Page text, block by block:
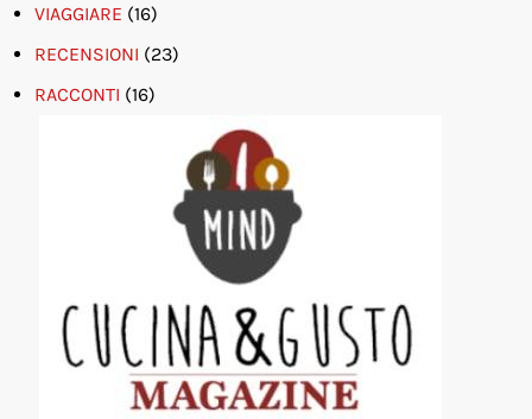
VIAGGIARE (16)
RECENSIONI (23)
RACCONTI (16)